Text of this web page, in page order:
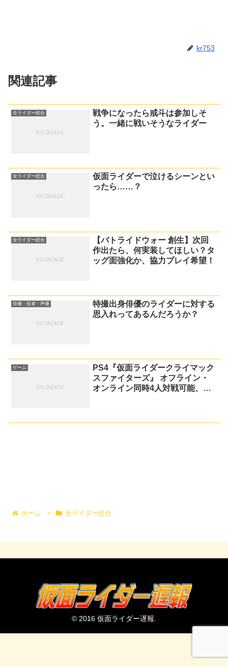
kr753
関連記事
全ライダー総合
戦争になったら戒斗は参加しそ
う。一緒に戦いそうなライダー
全ライダー総合
仮面ライダーで泣けるシーンとい
ったら……？
全ライダー総合
【バトライドウォー 創生】次回
作出たら、何実装してほしい？タ
ッグ面強化か、協力プレイ希望！
俳優・役者・声優
特撮出身俳優のライダーに対する
思入れってあるんだろうか？
ゲーム
PS4『仮面ライダークライマック
スファイターズ』 オフライン・
オンライン同時4人対戦可能、プ
ホーム 全ライダー総合
© 2016 仮面ライダー遅報.